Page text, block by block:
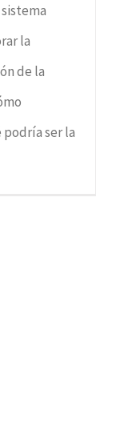
la
de la
ser la